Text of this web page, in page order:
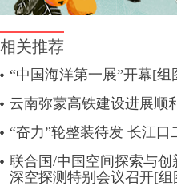
相关推荐
“中国海洋第一展”开幕[组
云南弥蒙高铁建设进展顺
“奋力”轮整装待发 长江
联合国/中国空间探索与
深空探测特别会议召开[组